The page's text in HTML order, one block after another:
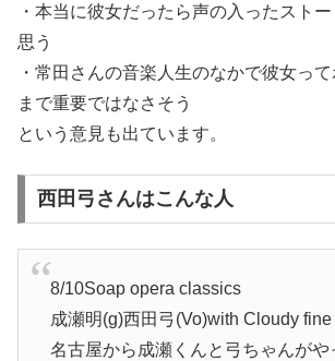
・本当に彼女だったら声の入ったスト
思う
・常田さんの音楽人生のなかで彼女っ
まで重要ではなさそう
という意見も出ています。
西田弓さんはこんな人
8/10Soap opera classics
成瀬明(g)西田弓(Vo)with Cloudy fine
名古屋から成瀬くんと弓ちゃんがや